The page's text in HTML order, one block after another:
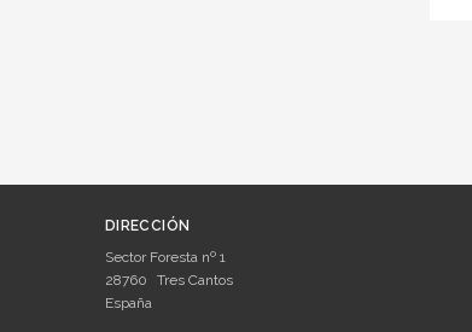
DIRECCIÓN
Sector Foresta nº 1
28760
Tres Cantos
España